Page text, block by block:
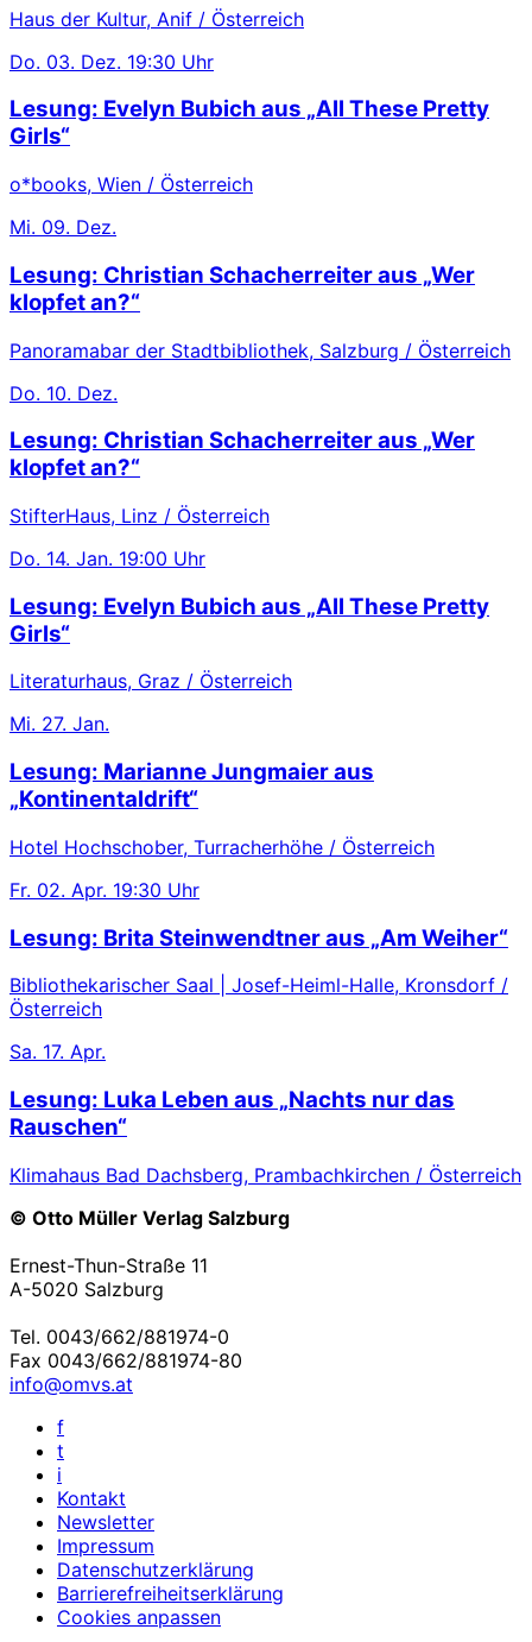
Haus der Kultur, Anif / Österreich
Do. 03. Dez. 19:30 Uhr
Lesung: Evelyn Bubich aus „All These Pretty
Girls“
o*books, Wien / Österreich
Mi. 09. Dez.
Lesung: Christian Schacherreiter aus „Wer
klopfet an?“
Panoramabar der Stadtbibliothek, Salzburg / Österreich
Do. 10. Dez.
Lesung: Christian Schacherreiter aus „Wer
klopfet an?“
StifterHaus, Linz / Österreich
Do. 14. Jan. 19:00 Uhr
Lesung: Evelyn Bubich aus „All These Pretty
Girls“
Literaturhaus, Graz / Österreich
Mi. 27. Jan.
Lesung: Marianne Jungmaier aus
„Kontinentaldrift“
Hotel Hochschober, Turracherhöhe / Österreich
Fr. 02. Apr. 19:30 Uhr
Lesung: Brita Steinwendtner aus „Am Weiher“
Bibliothekarischer Saal | Josef-Heiml-Halle, Kronsdorf /
Österreich
Sa. 17. Apr.
Lesung: Luka Leben aus „Nachts nur das
Rauschen“
Klimahaus Bad Dachsberg, Prambachkirchen / Österreich
© Otto Müller Verlag Salzburg
Ernest-Thun-Straße 11
A-5020 Salzburg
Tel. 0043/662/881974-0
Fax 0043/662/881974-80
info@omvs.at
f
t
i
Kontakt
Newsletter
Impressum
Datenschutzerklärung
Barrierefreiheitserklärung
Cookies anpassen